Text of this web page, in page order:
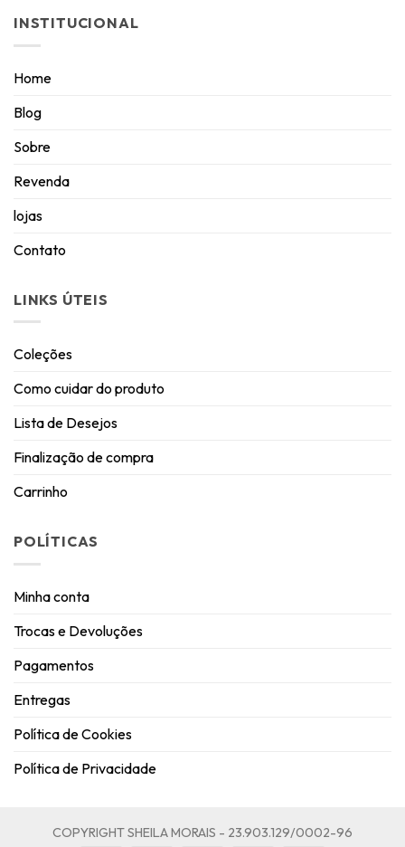
INSTITUCIONAL
Home
Blog
Sobre
Revenda
lojas
Contato
LINKS ÚTEIS
Coleções
Como cuidar do produto
Lista de Desejos
Finalização de compra
Carrinho
POLÍTICAS
Minha conta
Trocas e Devoluções
Pagamentos
Entregas
Política de Cookies
Política de Privacidade
COPYRIGHT SHEILA MORAIS - 23.903.129/0002-96